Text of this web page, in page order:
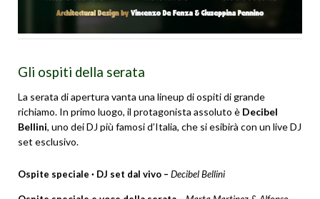
Gli ospiti della serata
La serata di apertura vanta una lineup di ospiti di grande
richiamo. In primo luogo, il protagonista assoluto è Decibel
Bellini, uno dei DJ più famosi d’Italia, che si esibirà con un live DJ
set esclusivo.
Ospite speciale · DJ set dal vivo – Decibel Bellini